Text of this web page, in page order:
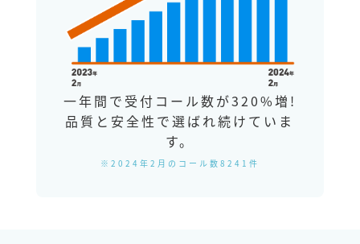
一年間で受付コール数が320%増!
品質と安全性で選ばれ続けていま
す。
※2024年2月のコール数8241件